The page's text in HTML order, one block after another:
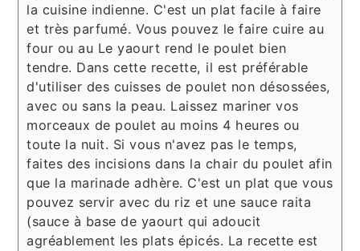
la cuisine indienne. C'est un plat facile à faire
et très parfumé. Vous pouvez le faire cuire au
four ou au Le yaourt rend le poulet bien
tendre. Dans cette recette, il est préférable
d'utiliser des cuisses de poulet non désossées,
avec ou sans la peau. Laissez mariner vos
morceaux de poulet au moins 4 heures ou
toute la nuit. Si vous n'avez pas le temps,
faites des incisions dans la chair du poulet afin
que la marinade adhère. C'est un plat que vous
pouvez servir avec du riz et une sauce raita
(sauce à base de yaourt qui adoucit
agréablement les plats épicés. La recette est